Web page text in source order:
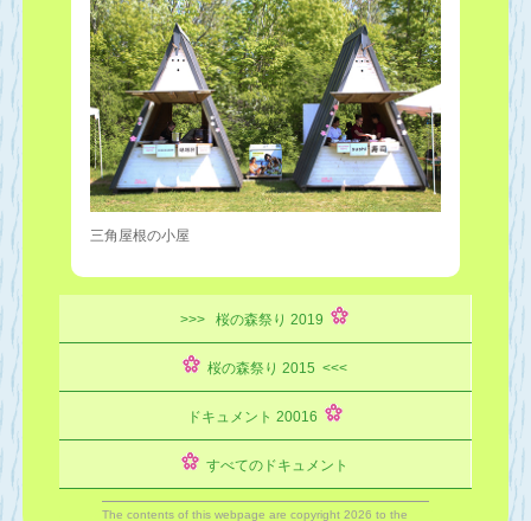
三角屋根の小屋
>>> 桜の森祭り 2019
桜の森祭り 2015 <<<
ドキュメント 20016
すべてのドキュメント
The contents of this webpage are copyright 2026 to the